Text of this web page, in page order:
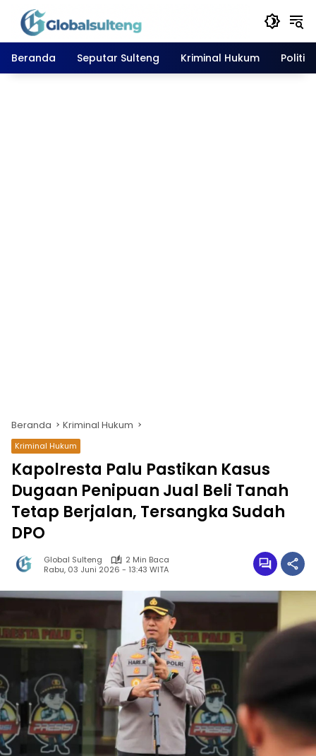
Langsung
konten
Beranda
Seputar Sulteng Kriminal Hukum Politik
Beranda Kriminal Hukum
Kriminal Hukum
Kapolresta Palu Pastikan Kasus
Dugaan Penipuan Jual Beli Tanah
Tetap Berjalan, Tersangka Sudah
DPO
Global Sulteng
2 Min Baca
Rabu, 03 Juni 2026 - 13:43 WITA